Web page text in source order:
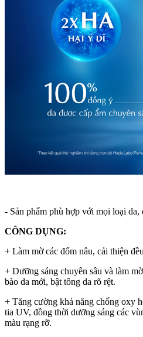
- Sản phẩm phù hợp với mọi loại da,
CÔNG DỤNG:
+ Làm mờ các đốm nâu, cải thiện
+ Dưỡng sáng chuyên sâu và làm
bào da mới, bật tông da rõ rệt.
+ Tăng cường khả năng chống oxy
tia UV, đồng thời dưỡng sáng các
màu rạng rỡ.